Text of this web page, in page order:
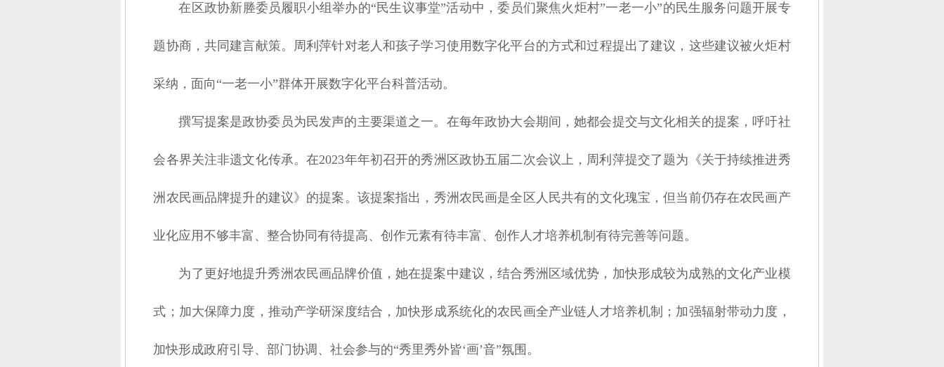
在区政协新塍委员履职小组举办的“民生议事堂”活动中，委员们聚焦火炬村”一老一小”的民生服务问题开展专
题协商，共同建言献策。周利萍针对老人和孩子学习使用数字化平台的方式和过程提出了建议，这些建议被火炬村
采纳，面向“一老一小”群体开展数字化平台科普活动。
撰写提案是政协委员为民发声的主要渠道之一。在每年政协大会期间，她都会提交与文化相关的提案，呼吁社
会各界关注非遗文化传承。在2023年年初召开的秀洲区政协五届二次会议上，周利萍提交了题为《关于持续推进秀
洲农民画品牌提升的建议》的提案。该提案指出，秀洲农民画是全区人民共有的文化瑰宝，但当前仍存在农民画产
业化应用不够丰富、整合协同有待提高、创作元素有待丰富、创作人才培养机制有待完善等问题。
为了更好地提升秀洲农民画品牌价值，她在提案中建议，结合秀洲区域优势，加快形成较为成熟的文化产业模
式；加大保障力度，推动产学研深度结合，加快形成系统化的农民画全产业链人才培养机制；加强辐射带动力度，
加快形成政府引导、部门协调、社会参与的“秀里秀外皆‘画’音”氛围。